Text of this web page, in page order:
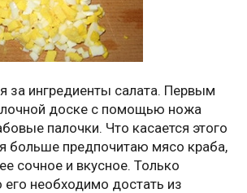
за ингредиенты салата. Первым
доске с помощью ножа
палочки. Что касается этого
больше предпочитаю мясо краба,
сочное и вкусное. Только
его необходимо достать из